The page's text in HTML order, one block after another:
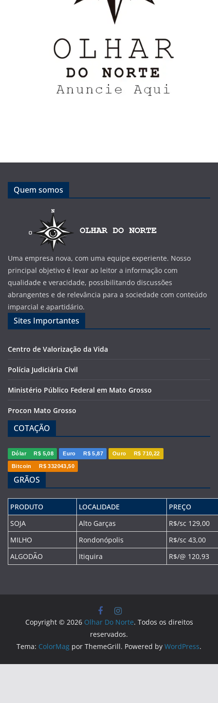
Quem somos
Uma empresa nova, com uma equipe experiente. Nosso
principal objetivo é levar ao leitor a informação com
qualidade e veracidade, possibilitando discussões
abrangentes e de relevância para a sociedade com conteúdo
imparcial e apartidário.
Sites Importantes
Centro de Valorização da Vida
Polícia Judiciária Civil
Ministério Público Federal em Mato Grosso
Procon Mato Grosso
COTAÇÃO
Dólar R$ 5,08 Euro R$ 5,87 Ouro R$ 710,22
Bitcoin R$ 332043,50
GRÃOS
PRODUTO LOCALIDADE
PREÇO
SOJA
Alto Garças
R$/sc 129,00
MILHO
Rondonópolis
R$/sc 43,00
ALGODÃO
Itiquira R$/@ 120,93
Copyright © 2026 Olhar Do Norte. Todos os direitos
reservados.
Tema: ColorMag por ThemeGrill. Powered by WordPress.